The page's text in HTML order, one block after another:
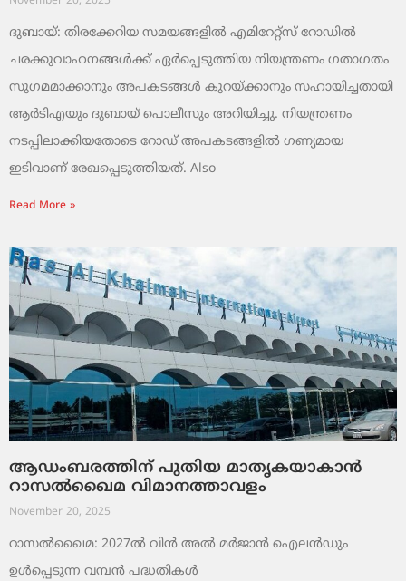
ദുബായ്: തിരക്കേറിയ സമയങ്ങളിൽ എമിറേറ്റ്സ് റോഡിൽ
ചരക്കുവാഹനങ്ങൾക്ക് ഏർപ്പെടുത്തിയ നിയന്ത്രണം ഗതാഗതം
സുഗമമാക്കാനും അപകടങ്ങൾ കുറയ്ക്കാനും സഹായിച്ചതായി
ആർടിഎയും ദുബായ് പൊലീസും അറിയിച്ചു. നിയന്ത്രണം
നടപ്പിലാക്കിയതോടെ റോഡ് അപകടങ്ങളിൽ ഗണ്യമായ
ഇടിവാണ് രേഖപ്പെടുത്തിയത്. Also
Read More »
ആഡംബരത്തിന് പുതിയ മാതൃകയാകാൻ
റാസൽഖൈമ വിമാനത്താവളം
November 20, 2025
റാസൽഖൈമ: 2027ൽ വിൻ അൽ മർജാൻ ഐലൻഡും
ഉൾപ്പെടുന്ന വമ്പൻ പദ്ധതികൾ